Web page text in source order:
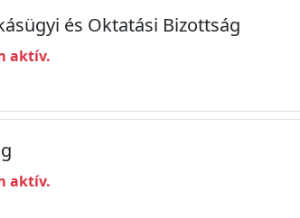
és Oktatási Bizottság
aktív.
aktív.